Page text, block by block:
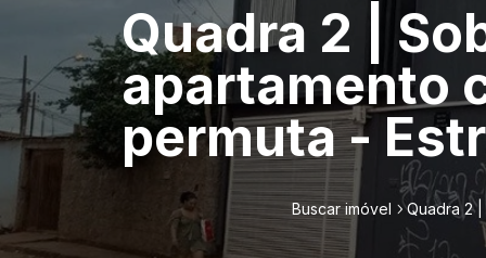
Quadra 2 |
apartamento
permuta -
Buscar imóvel Quadra 2